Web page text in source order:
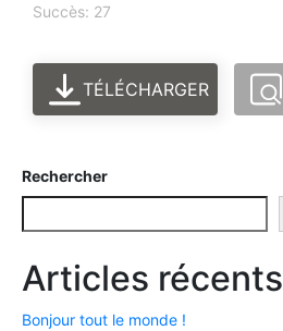
Succès: 27
TÉLÉCHARGER
Rechercher
Articles récents
Bonjour tout le monde !